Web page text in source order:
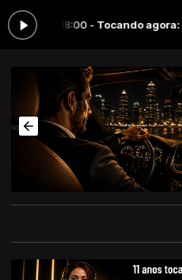
18:00 - Tocando agora: Ana -